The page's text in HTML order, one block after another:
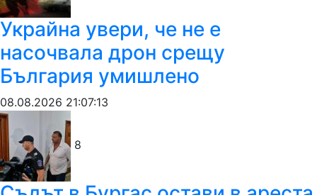
Украйна увери, че не е
насочвала дрон срещу
България умишлено
08.08.2026 21:07:13
8